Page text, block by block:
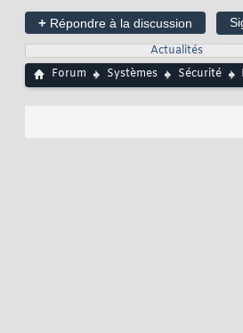
+ Répondre à la discussion
Actualités
Forum
Systèmes Sécurité